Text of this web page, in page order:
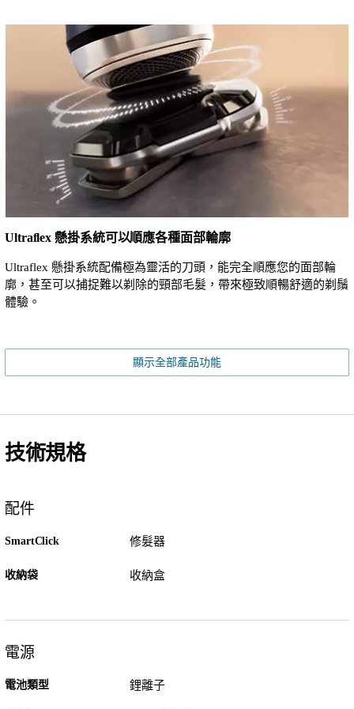
Ultraflex 懸掛系統可以順應各種面部輪廓
Ultraflex 懸掛系統配備極為靈活的刀頭，能完全順應您的面部輪
廓，甚至可以捕捉難以剃除的頸部毛髮，帶來極致順暢舒適的剃鬚
體驗。
顯示全部產品功能
技術規格
配件
SmartClick 修髮器
收納袋 收納盒
電源
電池類型 鋰離子